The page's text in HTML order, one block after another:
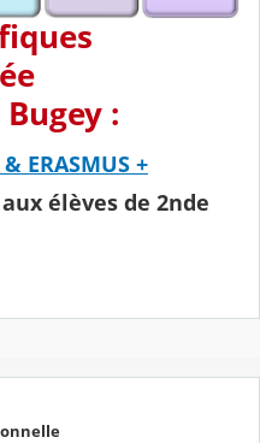
:
ERASMUS +
élèves de 2nde